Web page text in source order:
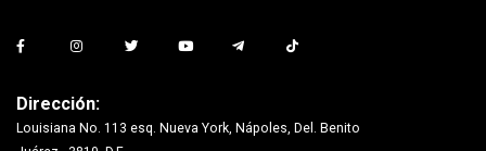
Dirección:
Louisiana No. 113 esq. Nueva York, Nápoles, Del. Benito